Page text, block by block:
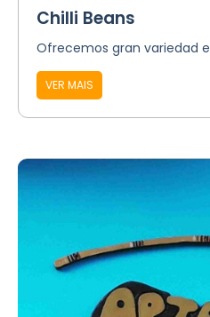
Chilli Beans
Ofrecemos gran variedad
VER MAIS